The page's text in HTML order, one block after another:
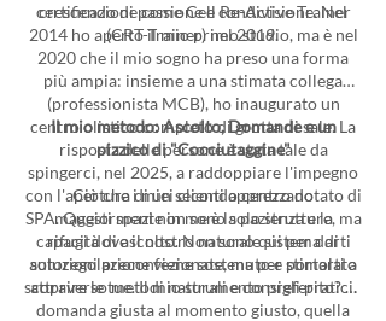
certificazione come Cell Re-Active Trainer
(CRT-Trainer) nel 2019.
crescendo di passione e condivisione. Nel
2014 ho aperto il mio primo studio, ma è nel
2020 che il mio sogno ha preso una forma
più ampia: insieme a una stimata collega
(professionista MCB), ho inaugurato un
centro olistico completo di grotta di sale. La
risposta delle persone è stata tale da
spingerci, nel 2025, a raddoppiare l'impegno
con l'apertura di un secondo centro dotato di
SPA. Questi spazi non sono solo strutture, ma
rifugi dove il nostro naturale sistema di
autoregolazione viene sostenuto e stimolato
attraverso metodi naturali e consigli pratici.
Il mio metodo: Ascolto, Domande e un
pizzico di "Cocciutaggine"
Ciò che i miei clienti apprezzano
maggiormente in me è la pazienza e la
capacità di ascolto. Non sono qui per darti
soluzioni preconfezionate, ma per portarti a
scoprire le tue. Il mio strumento preferito? La
domanda giusta al momento giusto, quella